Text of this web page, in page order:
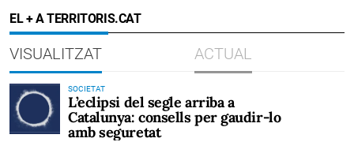
EL + A TERRITORIS.CAT
VISUALITZAT ACTUAL
SOCIETAT
L’eclipsi del segle arriba a
Catalunya: consells per gaudir-lo
amb seguretat